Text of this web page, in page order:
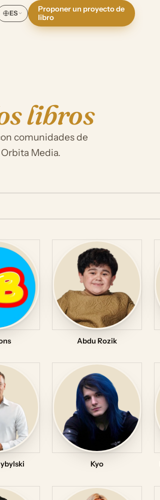
ES
Proponer un proyecto de
libro
libros
comunidades de
Media.
Abdu Rozik
Kyo